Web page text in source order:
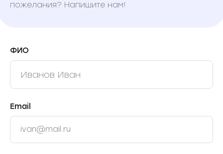
пожелания? Напишите нам!
ФИО
Email